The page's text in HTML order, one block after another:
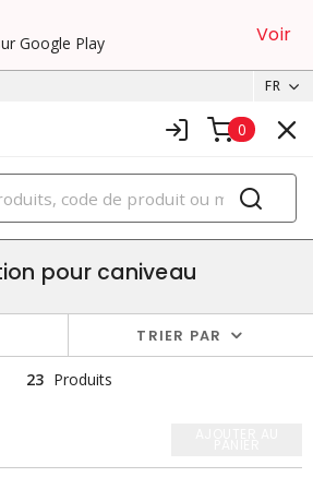
Google Play
Voir
FR
0
PRODUITS
pour caniveau
TRIER PAR
23 Produits